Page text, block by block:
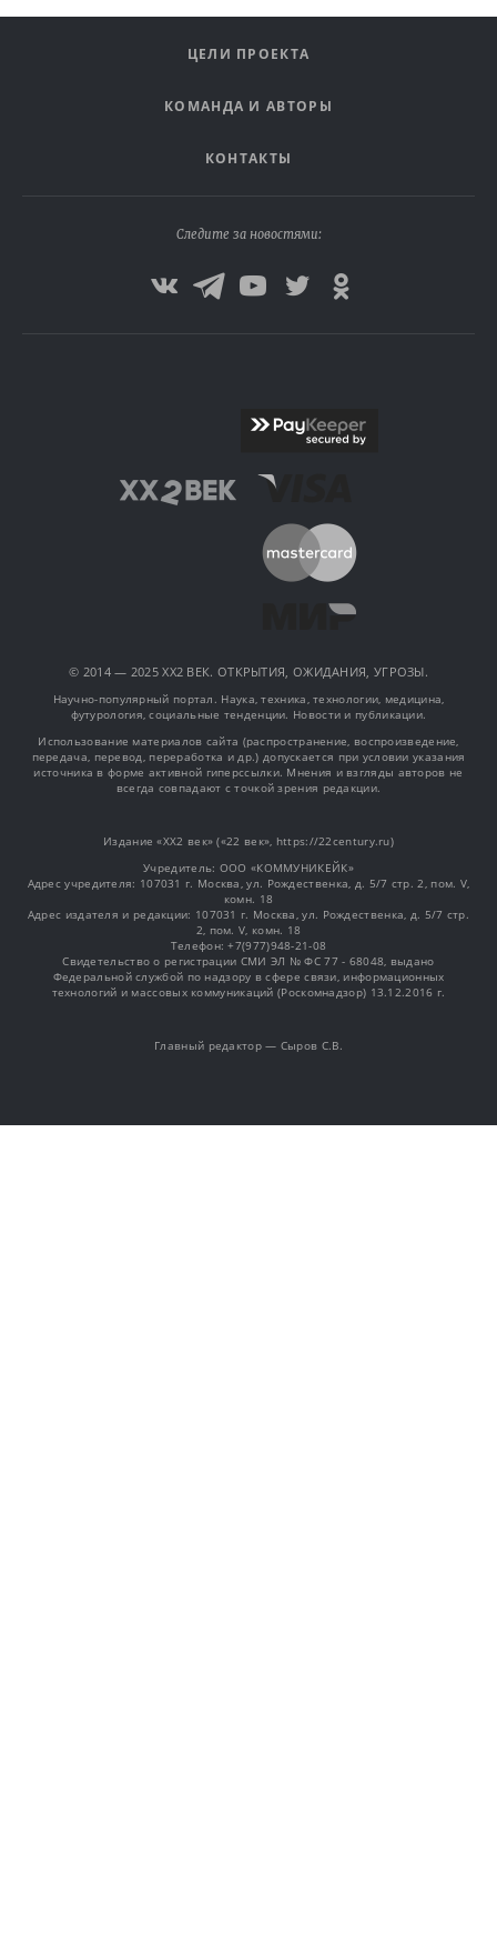
ЦЕЛИ ПРОЕКТА
КОМАНДА И АВТОРЫ
КОНТАКТЫ
Следите за новостями:
© 2014 — 2025 XX2 ВЕК. ОТКРЫТИЯ, ОЖИДАНИЯ, УГРОЗЫ.
Научно-популярный портал. Наука, техника, технологии, медицина,
футурология, социальные тенденции. Новости и публикации.
Использование материалов сайта (распространение, воспроизведение,
передача, перевод, переработка и др.) допускается при условии указания
источника в форме активной гиперссылки. Мнения и взгляды авторов не
всегда совпадают с точкой зрения редакции.
Издание «XX2 век» («22 век», https://22century.ru)
Учредитель: OOO «КОММУНИКЕЙК»
Адрес учредителя: 107031 г. Москва, ул. Рождественка, д. 5/7 стр. 2, пом. V,
комн. 18
Адрес издателя и редакции: 107031 г. Москва, ул. Рождественка, д. 5/7 стр.
2, пом. V, комн. 18
Телефон: +7(977)948-21-08
Свидетельство о регистрации СМИ ЭЛ № ФС 77 - 68048, выдано
Федеральной службой по надзору в сфере связи, информационных
технологий и массовых коммуникаций (Роскомнадзор) 13.12.2016 г.
Главный редактор — Сыров С.В.